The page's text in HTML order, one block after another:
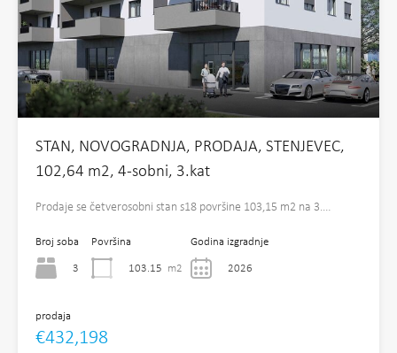
STAN, NOVOGRADNJA, PRODAJA, STENJEVEC,
102,64 m2, 4-sobni, 3.kat
Prodaje se četverosobni stan s18 površine 103,15 m2 na 3.…
Broj soba
3
Površina
103.15 m2
Godina izgradnje
2026
prodaja
€432,198